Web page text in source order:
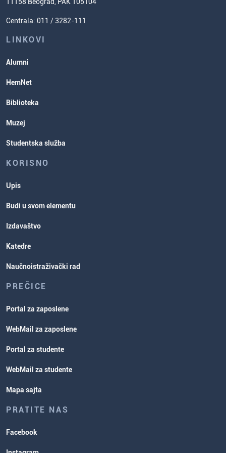
Usavršavanje za nastavnike hemije
Poverenik za ravnopravnost
Studentske organizacije
Centrala: 011 / 3282-111
LINKOVI
Alumni
HemNet
Biblioteka
Muzej
Studentska služba
KORISNO
Upis
Budi u svom elementu
Izdavaštvo
Katedre
Naučnoistraživački rad
PREČICE
Portal za zaposlene
WebMail za zaposlene
Portal za studente
WebMail za studente
Mapa sajta
PRATITE NAS
Facebook